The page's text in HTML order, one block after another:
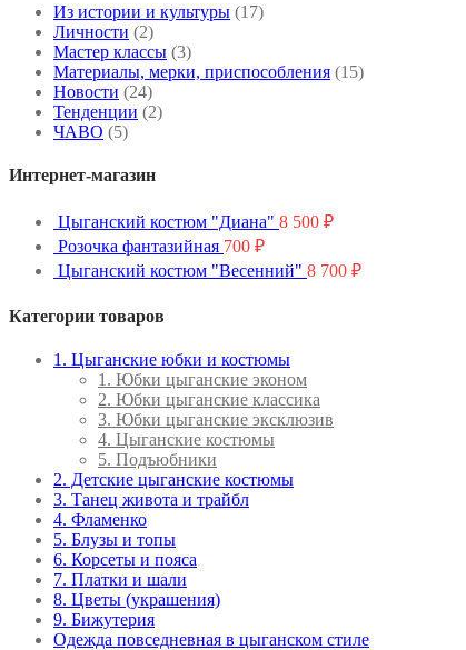
Из истории и культуры (17)
Личности (2)
Мастер классы (3)
Материалы, мерки, приспособления (15)
Новости (24)
Тенденции (2)
ЧАВО (5)
Интернет-магазин
Цыганский костюм "Диана" 8 500 ₽
Розочка фантазийная 700 ₽
Цыганский костюм "Весенний" 8 700 ₽
Категории товаров
1. Цыганские юбки и костюмы
1. Юбки цыганские эконом
2. Юбки цыганские классика
3. Юбки цыганские эксклюзив
4. Цыганские костюмы
5. Подъюбники
2. Детские цыганские костюмы
3. Танец живота и трайбл
4. Фламенко
5. Блузы и топы
6. Корсеты и пояса
7. Платки и шали
8. Цветы (украшения)
9. Бижутерия
Одежда повседневная в цыганском стиле